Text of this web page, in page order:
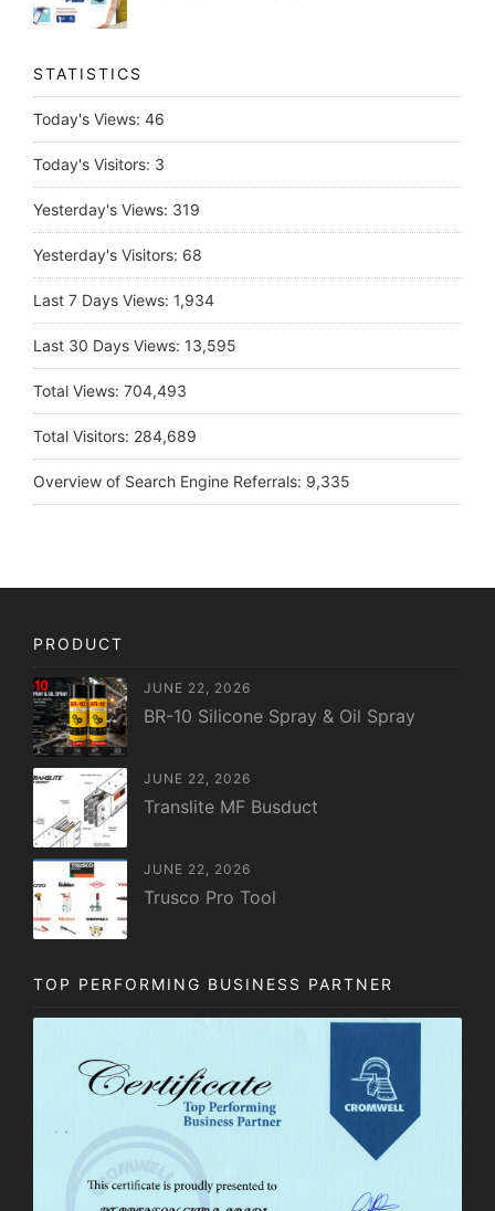
STATISTICS
Today's Views: 46
Today's Visitors: 3
Yesterday's Views: 319
Yesterday's Visitors: 68
Last 7 Days Views: 1,934
Last 30 Days Views: 13,595
Total Views: 704,493
Total Visitors: 284,689
Overview of Search Engine Referrals: 9,335
PRODUCT
JUNE 22, 2026
BR-10 Silicone Spray & Oil Spray
JUNE 22, 2026
Translite MF Busduct
JUNE 22, 2026
Trusco Pro Tool
TOP PERFORMING BUSINESS PARTNER